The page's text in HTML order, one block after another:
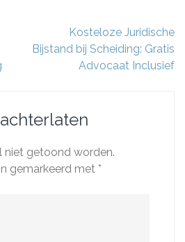
Kosteloze Juridische
Bijstand bij Scheiding: Gratis
Advocaat Inclusief
niet getoond worden.
gemarkeerd met *